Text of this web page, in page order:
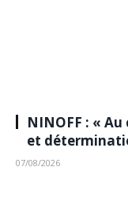
NINOFF : «
et
07/08/2026